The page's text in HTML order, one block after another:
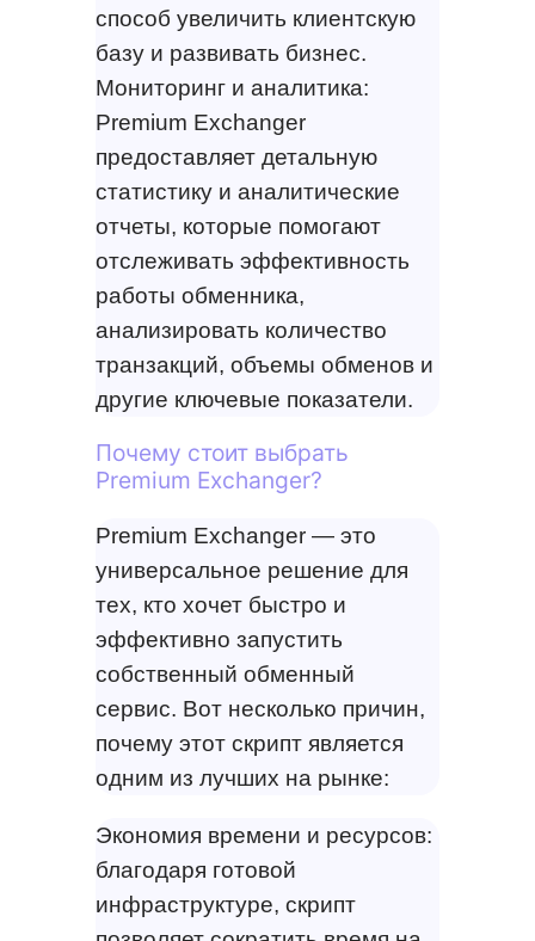
способ увеличить клиентскую
базу и развивать бизнес.
Мониторинг и аналитика:
Premium Exchanger
предоставляет детальную
статистику и аналитические
отчеты, которые помогают
отслеживать эффективность
работы обменника,
анализировать количество
транзакций, объемы обменов и
другие ключевые показатели.
Почему стоит выбрать
Premium Exchanger?
Premium Exchanger — это
универсальное решение для
тех, кто хочет быстро и
эффективно запустить
собственный обменный
сервис. Вот несколько причин,
почему этот скрипт является
одним из лучших на рынке:
Экономия времени и ресурсов:
благодаря готовой
инфраструктуре, скрипт